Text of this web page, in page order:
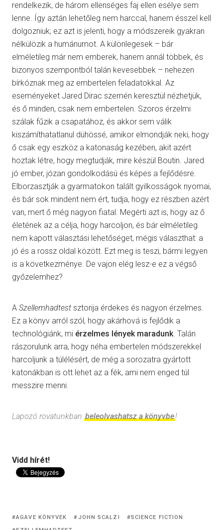
rendelkezik, de három ellenséges faj ellen esélye sem
lenne. Így aztán lehetőleg nem harccal, hanem ésszel kell
dolgozniuk; ez azt is jelenti, hogy a módszereik gyakran
nélkülözik a humánumot. A különlegesek – bár
elméletileg már nem emberek, hanem annál többek, és
bizonyos szempontból talán kevesebbek – nehezen
bírkóznak meg az embertelen feladatokkal. Az
eseményeket Jared Dirac szemén keresztül nézhetjük,
és ő minden, csak nem embertelen. Szoros érzelmi
szálak fűzik a csapatához, és akkor sem válik
kiszámíthatatlanul dühössé, amikor elmondják neki, hogy
ő csak egy eszköz a katonaság kezében, akit azért
hoztak létre, hogy megtudják, mire készül Boutin. Jared
jó ember, józan gondolkodású és képes a fejlődésre.
Elborzasztják a gyarmatokon talált gyilkosságok nyomai,
és bár sok mindent nem ért, tudja, hogy ez részben azért
van, mert ő még nagyon fiatal. Megérti azt is, hogy az ő
életének az a célja, hogy harcoljon, és bár elméletileg
nem kapott választási lehetőséget, mégis választhat: a
jó és a rossz oldal között. Ezt meg is teszi, bármi legyen
is a következménye. De vajon elég lesz-e ez a végső
győzelemhez?
A Szellemhadtest sztorija érdekes és nagyon érzelmes.
Ez a könyv arról szól, hogy akárhová is fejlődik a
technológiánk, mi érzelmes lények maradunk . Talán
rászorulunk arra, hogy néha embertelen módszerekkel
harcoljunk a túlélésért, de még a sorozatra gyártott
katonákban is ott lehet az a fék, ami nem enged túl
messzire menni.
Lapozó rovatunkban beleolvashatsz a könyvbe!
Vidd hírét!
AGAVE KÖNYVEK JOHN SCALZI
SCIENCE FICTION